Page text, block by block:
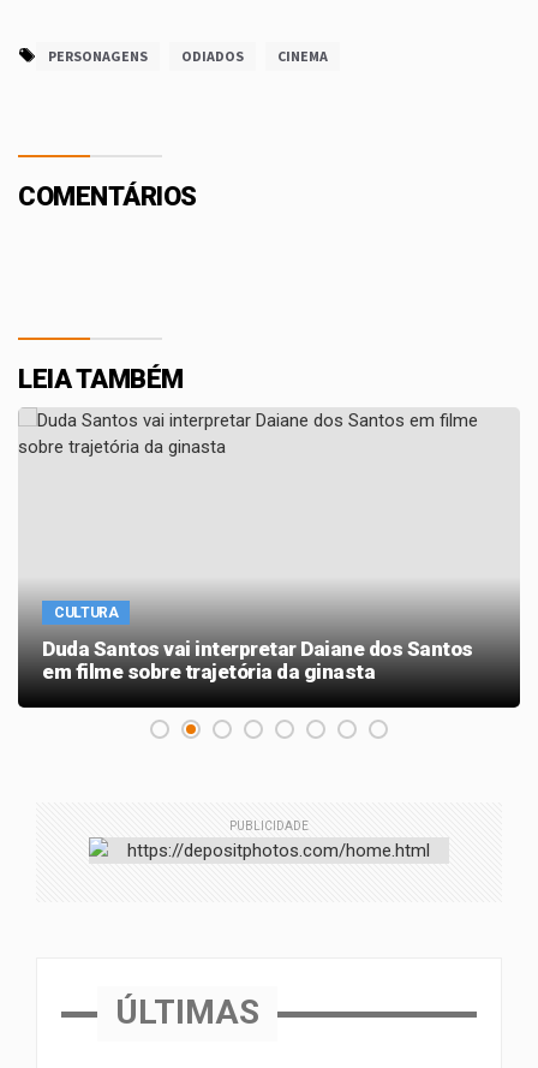
PERSONAGENS ODIADOS CINEMA
COMENTÁRIOS
LEIA TAMBÉM
CULTURA
Duda Santos vai interpretar Daiane dos Santos
em filme sobre trajetória da ginasta
PUBLICIDADE
ÚLTIMAS